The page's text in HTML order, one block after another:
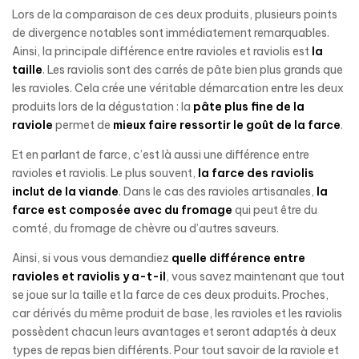
Lors de la comparaison de ces deux produits, plusieurs points
de divergence notables sont immédiatement remarquables.
Ainsi, la principale différence entre ravioles et raviolis est la
taille. Les raviolis sont des carrés de pâte bien plus grands que
les ravioles. Cela crée une véritable démarcation entre les deux
produits lors de la dégustation : la pâte plus fine de la
raviole permet de mieux faire ressortir le goût de la farce.
Et en parlant de farce, c’est là aussi une différence entre
ravioles et raviolis. Le plus souvent, la farce des raviolis
inclut de la viande. Dans le cas des ravioles artisanales, la
farce est composée avec du fromage qui peut être du
comté, du fromage de chèvre ou d’autres saveurs.
Ainsi, si vous vous demandiez quelle différence entre
ravioles et raviolis y a-t-il, vous savez maintenant que tout
se joue sur la taille et la farce de ces deux produits. Proches,
car dérivés du même produit de base, les ravioles et les raviolis
possèdent chacun leurs avantages et seront adaptés à deux
types de repas bien différents. Pour tout savoir de la raviole et